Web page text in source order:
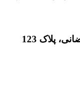
پلاک 123